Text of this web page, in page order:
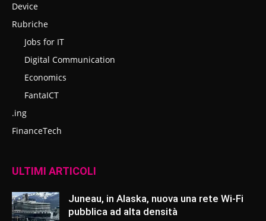
Device
Rubriche
Jobs for IT
Digital Communication
Economics
FantaICT
.ing
FinanceTech
ULTIMI ARTICOLI
Juneau, in Alaska, nuova una rete Wi-Fi
pubblica ad alta densità